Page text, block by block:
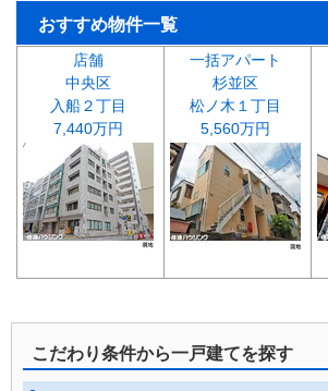
おすすめ物件一覧
店舗
中央区
入船２丁目
7,440万円
一括アパート
杉並区
松ノ木１丁目
5,560万円
こだわり条件から一戸建てを探す